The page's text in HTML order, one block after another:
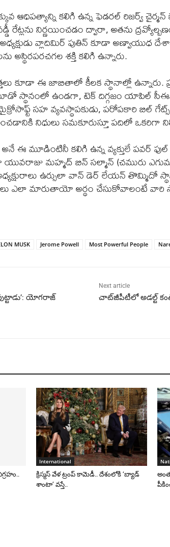
ఎక్కువ ఆధిపత్యాన్ని కలిగి ఉన్న ఫెడరల్
రేట్లను నిర్ణయించడం ద్వారా, అతను
వ్లాదిమిర్ పుతిన్ కూడా అణ్వాయుధ
శక్తి కలిగి ఉన్నారు.
కూడా ఈ జాబితాలో కీలక స్థానాల్లో ఉన్నారు.
మూడో స్థానంలో ఉండగా, టెక్ దిగ్గజం యాపిల్
మైక్రోసాఫ్ట్ సహ వ్యవస్థాపకుడు, పరోపకారి బిల్
నిధులు సమకూరుస్తూ పదిలో ఒకరిగా
ఈ మూడింటినీ కలిగి ఉన్న వ్యక్తులే పవర్
మహ్మద్ బిన్ సల్మాన్ (చమురు
ఉర్సులా వాన్ డెర్ లేయన్ తొమ్మిదో
ఎలా మారుతాయో అర్థం చేసుకోవాలంటే వారి
MUSK Jerome Powell Most Powerful People
యోగరాజ్
Next article
చాట్‌జీపీటీలో అడల్ట్
International
క్రిస్మస్ వేళ ట్రంప్ కామెడీ.. దేశంలోకి ‘బ్యాడ్
శాంటా’ వస్తే..